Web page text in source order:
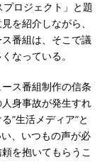
プロジェクト」と題
を紹介しながら、
番組は、そこで議
なっている。
ス番組制作の信条
身事故が発生すれ
”生活メディア”と
、いつもの声が必
を抱いてもらうこ